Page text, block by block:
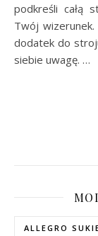
podkreśli całą
Twój
dodatek do
siebie uwagę. …
ALLEGRO